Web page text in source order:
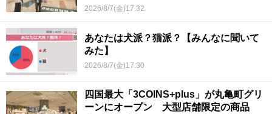
香川県初
2026/8/7(金)17:32
あなたは犬派？猫派？【みんなに聞いて
みた】
2026/8/7(金)17:30
四国最大「3COINS+plus」が丸亀町グリ
ーンにオープン 大型店舗限定の商品